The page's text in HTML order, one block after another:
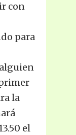
con
para
la
el